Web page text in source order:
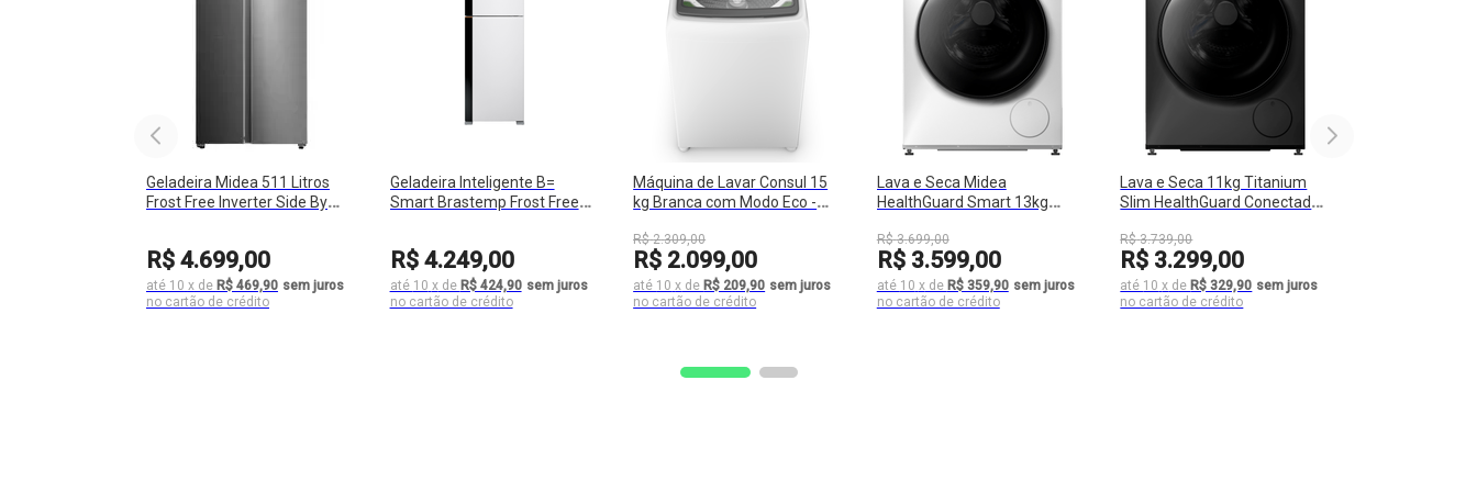
Geladeira Midea 511 Litros
Frost Free Inverter Side By
R$ 4.699,00
até 10 xde R$ 469,90 sem juros
Geladeira Inteligente B=
Smart Brastemp Frost Free
R$ 4.249,00
até 10 xde R$ 424,90 sem juros
Máquina de Lavar Consul 15
kg Branca com Modo Eco -
R$ 2.309,00
R$ 2.099,00
até 10 x de R$ 209,90 sem juros
Lava e Seca Midea
HealthGuard Smart 13kg
02
R$ 3.699,00
R$ 3.599,00
até 10 xde R$ 359,90 sem juros
Lava e Seca 11kg Titanium
Slim HealthGuard Conectada
R$ 3.739,00
R$ 3.299,00
até 10 x de R$ 329,90 sem juros